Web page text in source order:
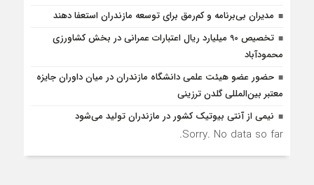
مدیران بی‌برنامه و کم‌رمق برای توسعه مازندران استعفا دهند
تخصیص 90 میلیارد ریال اعتبارات عمرانی در بخش کشاورزی
محمودآباد
حضور عضو هیئت علمی دانشگاه مازندران در میان داوران جایزه
معتبر بین‌المللی گلدن ترزینی
نیمی از آنتی بیوتیک کشور در مازندران تولید می‌شود
Sorry. No data so far.